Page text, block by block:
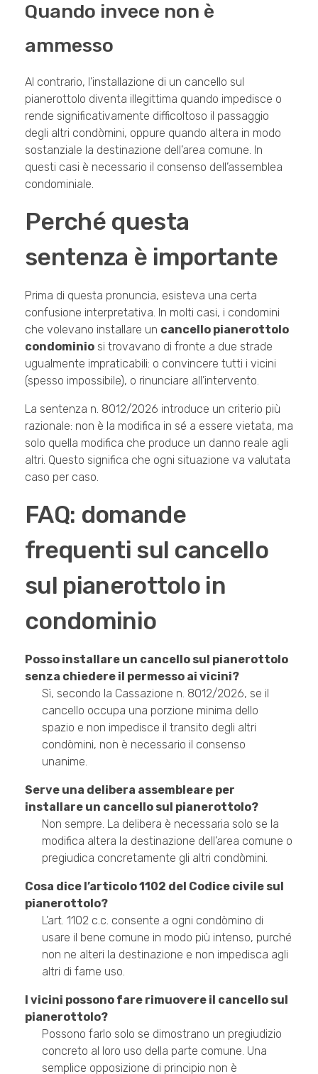
Quando invece non è
ammesso
Al contrario, l’installazione di un cancello sul
pianerottolo diventa illegittima quando impedisce o
rende significativamente difficoltoso il passaggio
degli altri condòmini, oppure quando altera in modo
sostanziale la destinazione dell’area comune. In
questi casi è necessario il consenso dell’assemblea
condominiale.
Perché questa
sentenza è importante
Prima di questa pronuncia, esisteva una certa
confusione interpretativa. In molti casi, i condomini
che volevano installare un cancello pianerottolo
condominio si trovavano di fronte a due strade
ugualmente impraticabili: o convincere tutti i vicini
(spesso impossibile), o rinunciare all’intervento.
La sentenza n. 8012/2026 introduce un criterio più
razionale: non è la modifica in sé a essere vietata, ma
solo quella modifica che produce un danno reale agli
altri. Questo significa che ogni situazione va valutata
caso per caso.
FAQ: domande
frequenti sul cancello
sul pianerottolo in
condominio
Posso installare un cancello sul pianerottolo
senza chiedere il permesso ai vicini?
Sì, secondo la Cassazione n. 8012/2026, se il
cancello occupa una porzione minima dello
spazio e non impedisce il transito degli altri
condòmini, non è necessario il consenso
unanime.
Serve una delibera assembleare per
installare un cancello sul pianerottolo?
Non sempre. La delibera è necessaria solo se la
modifica altera la destinazione dell’area comune o
pregiudica concretamente gli altri condòmini.
Cosa dice l’articolo 1102 del Codice civile sul
pianerottolo?
L’art. 1102 c.c. consente a ogni condòmino di
usare il bene comune in modo più intenso, purché
non ne alteri la destinazione e non impedisca agli
altri di farne uso.
I vicini possono fare rimuovere il cancello sul
pianerottolo?
Possono farlo solo se dimostrano un pregiudizio
concreto al loro uso della parte comune. Una
semplice opposizione di principio non è